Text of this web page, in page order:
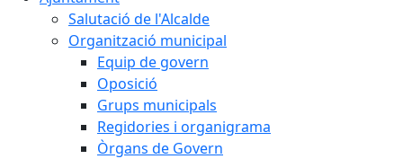
Salutació de l'Alcalde
Organització municipal
Equip de govern
Oposició
Grups municipals
Regidories i organigrama
Òrgans de Govern